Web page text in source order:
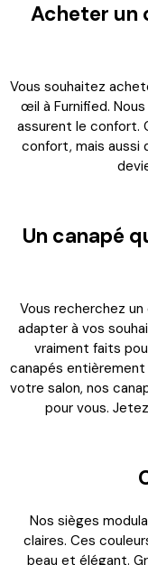
Acheter un
Vous souhaitez
œil à Furnified.
assurent le confort.
confort, mais aussi
Un canapé
Vous recherchez
adapter à vos
vraiment faits
canapés
votre salon, nos
pour vous.
Nos sièges
claires. Ces
beau et élégant.
Connexion
produits à votre
articles